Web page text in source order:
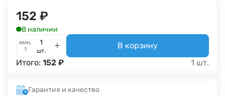
152 ₽
В наличии
мин.
1
шт.
В корзину
Итого: 152 ₽ 1 шт.
Гарантия и качество